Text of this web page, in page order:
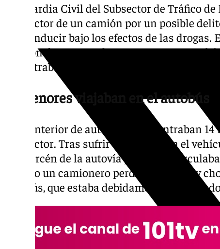
La Guardia Civil del Subsector de Tráfico
conductor de un camión por un posible
por conducir bajo los efectos de las
colisión de este conductor contra un
encontraba detenido en el arcén de la
14 menores viajaban en el autobús
En el interior de autobús se encontraban
conductor. Tras sufrir una avería en el
en el arcén de la autovía por la que
cuando un camionero perdió el control y
autobús, que estaba debidamente